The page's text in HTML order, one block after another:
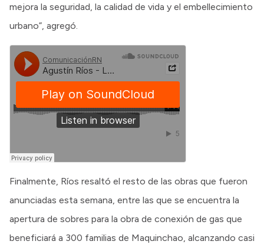
mejora la seguridad, la calidad de vida y el embellecimiento
urbano”, agregó.
Finalmente, Ríos resaltó el resto de las obras que fueron
anunciadas esta semana, entre las que se encuentra la
apertura de sobres para la obra de conexión de gas que
beneficiará a 300 familias de Maquinchao, alcanzando casi